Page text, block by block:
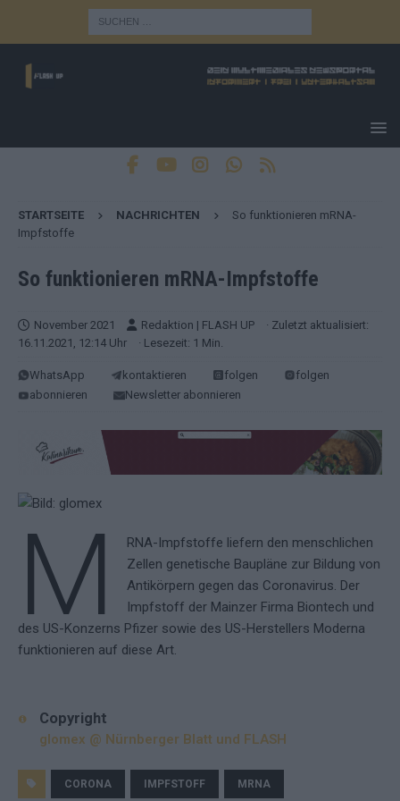
STARTSEITE NACHRICHTEN
So funktionieren mRNA-
Impfstoffe
So funktionieren mRNA-Impfstoffe
November 2021 Redaktion | FLASH UP
· Zuletzt aktualisiert:
16.11.2021, 12:14 Uhr
· Lesezeit: 1 Min.
WhatsApp kontaktieren folgen
folgen
abonnieren
Newsletter abonnieren
M
RNA-Impfstoffe liefern den menschlichen
Zellen genetische Baupläne zur Bildung von
Antikörpern gegen das Coronavirus. Der
Impfstoff der Mainzer Firma Biontech und
des US-Konzerns Pfizer sowie des US-Herstellers Moderna
funktionieren auf diese Art.
Copyright
glomex @ Nürnberger Blatt und FLASH
CORONA IMPFSTOFF MRNA